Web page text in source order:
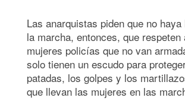
Las anarquistas piden que no
la marcha, entonces, que respeten
mujeres policías que no van
solo tienen un escudo para
patadas, los golpes y los
que llevan las mujeres en las